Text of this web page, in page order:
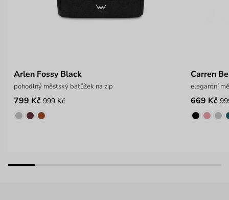
Arlen Fossy Black
pohodlný městský batůžek na zip
799 Kč 999 Kč
Carren
elegantní
669 Kč